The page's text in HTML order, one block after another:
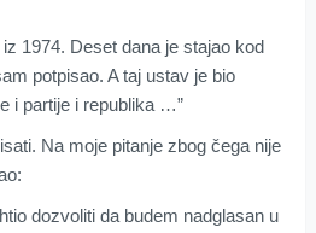
1974. Deset dana je stajao kod
potpisao. A taj ustav je bio
i partije i republika …”
Na moje pitanje zbog čega nije
dozvoliti da budem nadglasan u